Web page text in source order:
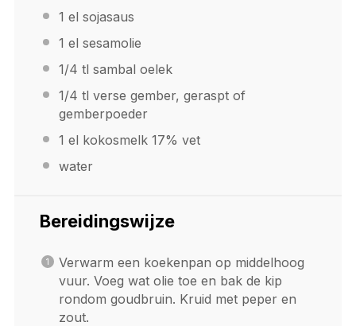
1 el sojasaus
1 el sesamolie
1/4 tl sambal oelek
1/4 tl verse gember, geraspt of
gemberpoeder
1 el kokosmelk 17% vet
water
Bereidingswijze
Verwarm een koekenpan op middelhoog
vuur. Voeg wat olie toe en bak de kip
rondom goudbruin. Kruid met peper en
zout.